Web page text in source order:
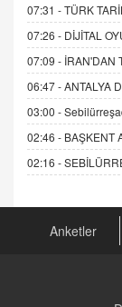
07:31 -TÜRK
07:26 - DİJİTAL
07:09 - İRAN'DAN
06:47 -ANTALYA
03:00 -
02:46 - BAŞKENT
02:16 -
Anketler